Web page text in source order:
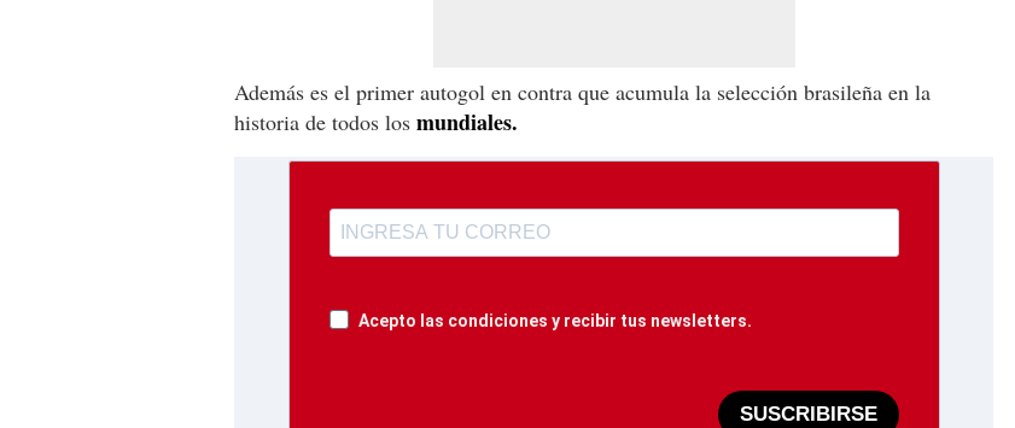
Además es el primer autogol en contra que acumula la selección brasileña en la
historia de todos los mundiales.
Acepto las condiciones y recibir tus newsletters.
SUSCRIBIRSE